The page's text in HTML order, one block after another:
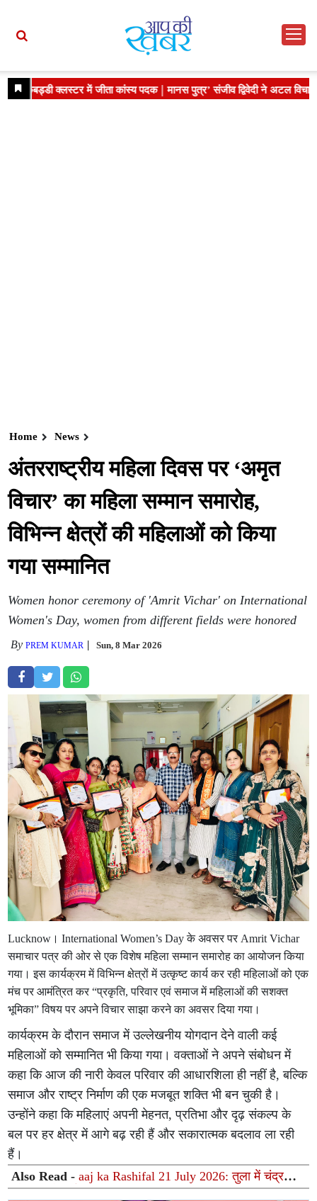
Home News
अंतरराष्ट्रीय महिला दिवस पर ‘अमृत
विचार’ का महिला सम्मान समारोह,
विभिन्न क्षेत्रों की महिलाओं को किया
गया सम्मानित
Women honor ceremony of 'Amrit Vichar' on International
Women's Day, women from different fields were honored
ByPREM KUMAR Sun, 8 Mar 2026
Lucknow। International Women’s Day के अवसर पर Amrit Vichar
समाचार पत्र की ओर से एक विशेष महिला सम्मान समारोह का आयोजन किया
गया। इस कार्यक्रम में विभिन्न क्षेत्रों में उत्कृष्ट कार्य कर रही महिलाओं को एक
मंच पर आमंत्रित कर “प्रकृति, परिवार एवं समाज में महिलाओं की सशक्त
भूमिका” विषय पर अपने विचार साझा करने का अवसर दिया गया।
कार्यक्रम के दौरान समाज में उल्लेखनीय योगदान देने वाली कई
महिलाओं को सम्मानित भी किया गया। वक्ताओं ने अपने संबोधन में
कहा कि आज की नारी केवल परिवार की आधारशिला ही नहीं है, बल्कि
समाज और राष्ट्र निर्माण की एक मजबूत शक्ति भी बन चुकी है।
उन्होंने कहा कि महिलाएं अपनी मेहनत, प्रतिभा और दृढ़ संकल्प के
बल पर हर क्षेत्र में आगे बढ़ रही हैं और सकारात्मक बदलाव ला रही
हैं।
Also Read -aaj ka Rashifal 21 July 2026: तुला में चंद्रमा
और पुष्य में सूर्य-गुरु की हलचल; जानिए सभी 12 राशियों का आज